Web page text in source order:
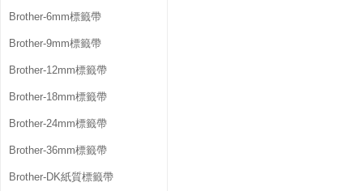
Brother-6mm標籤帶
Brother-9mm標籤帶
Brother-12mm標籤帶
Brother-18mm標籤帶
Brother-24mm標籤帶
Brother-36mm標籤帶
Brother-DK紙質標籤帶